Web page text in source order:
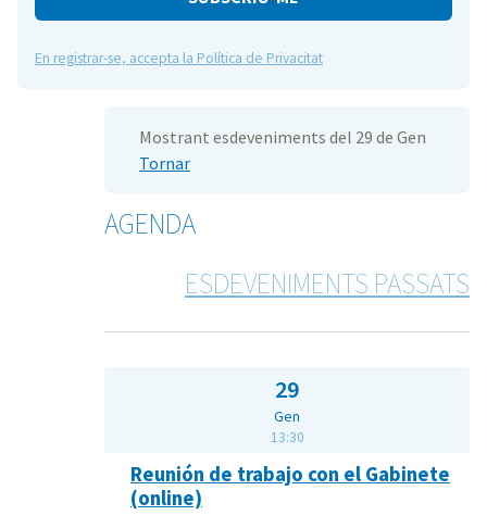
En registrar-se, accepta la Política de Privacitat
Mostrant esdeveniments del 29 de Gen
Tornar
AGENDA
ESDEVENIMENTS PASSATS
29
Gen
13:30
Reunión de trabajo con el Gabinete
(online)